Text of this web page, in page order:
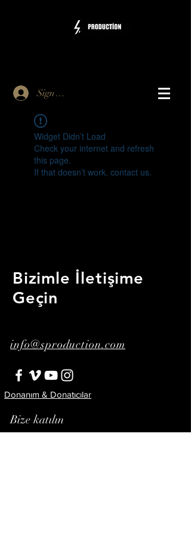
Sign Up
Widget Didn’t Load
Check your internet and refresh
this page.
If that doesn’t work, contact us.
Bizimle İletişime
Geçin
info@sproduction.com
Donanım & Donatıcılar
Bize katılın